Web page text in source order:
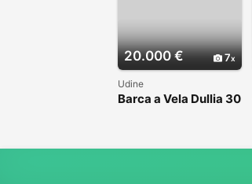
20.000 € 7
Udine
Barca a Vela Dullia 30